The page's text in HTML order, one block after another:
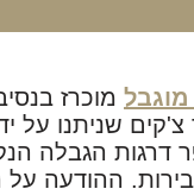
מוכרז
שניתנו על ידי
דרגות הגבלה
ההודעה על